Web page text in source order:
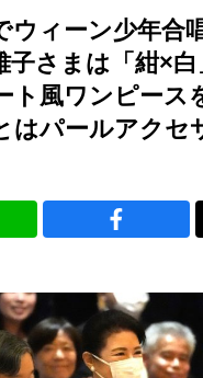
ウィーン少年合
子さまは「紺×
ト風ワンピース
はパールアクセ